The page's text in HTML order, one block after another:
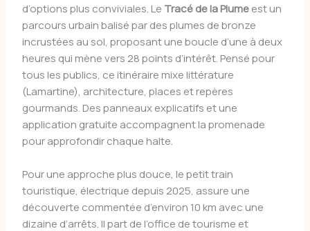
d’options plus conviviales. Le Tracé de la Plumeest un
parcours urbain balisé par des plumes de bronze
incrustées au sol, proposant une boucle d’une à deux
heures qui mène vers 28 points d’intérêt. Pensé pour
tous les publics, ce itinéraire mixe littérature
(Lamartine), architecture, places et repères
gourmands. Des panneaux explicatifs et une
application gratuite accompagnent la promenade
pour approfondir chaque halte.
Pour une approche plus douce, le petit train
touristique, électrique depuis 2025, assure une
découverte commentée d’environ 10 km avec une
dizaine d’arrêts. Il part de l’office de tourisme et